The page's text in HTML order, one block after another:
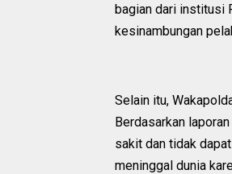
bagian dari institusi
kesinambungan
Selain itu,
Berdasarkan
sakit dan tidak
meninggal dunia